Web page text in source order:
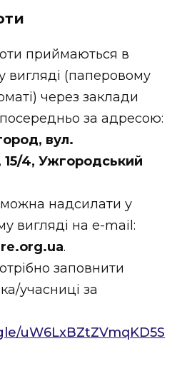
приймаються в
вигляді (паперовому
через заклади
за адресою:
вул.
4, Ужгородський
надсилати у
вигляді на e-mail:
.
заповнити
учасниці за
uW6LxBZtZVmqKD5S